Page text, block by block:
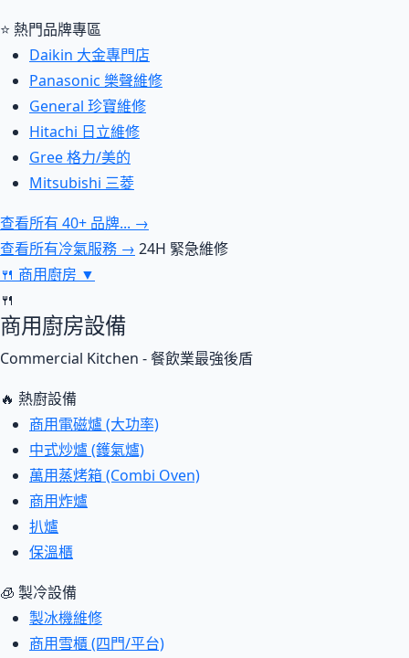
⭐ 熱門品牌專區
Daikin 大金專門店
Panasonic 樂聲維修
General 珍寶維修
Hitachi 日立維修
Gree 格力/美的
Mitsubishi 三菱
查看所有 40+ 品牌... →
查看所有冷氣服務 → 24H 緊急維修
🍴 商用廚房 ▼
🍴
商用廚房設備
Commercial Kitchen - 餐飲業最強後盾
🔥 熱廚設備
商用電磁爐 (大功率)
中式炒爐 (鑊氣爐)
萬用蒸烤箱 (Combi Oven)
商用炸爐
扒爐
保溫櫃
🧊 製冷設備
製冰機維修
商用雪櫃 (四門/平台)